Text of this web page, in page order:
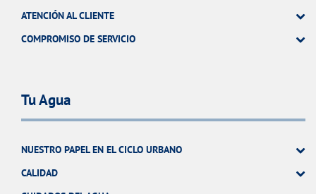
ATENCIÓN AL CLIENTE
COMPROMISO DE SERVICIO
Tu Agua
NUESTRO PAPEL EN EL CICLO URBANO
CALIDAD